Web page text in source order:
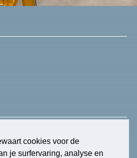
cookies voor de
je surfervaring, analyse en